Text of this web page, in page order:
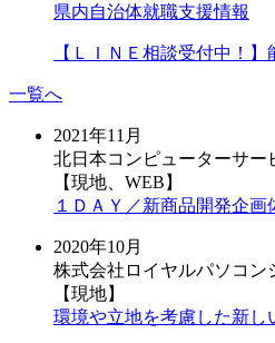
県内自治体就職支援情報
【ＬＩＮＥ相談受付中！
一覧へ
2021年11月
北日本コンピューターサー
【現地、WEB】
１ＤＡＹ／新商品開発企画
2020年10月
株式会社ロイヤルパソコン
【現地】
環境や立地を考慮した新し